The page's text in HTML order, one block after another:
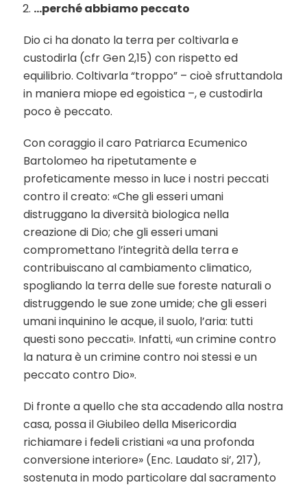
…perché abbiamo peccato
Dio ci ha donato la terra per coltivarla e
custodirla (cfr Gen 2,15) con rispetto ed
equilibrio. Coltivarla “troppo” – cioè sfruttandola
in maniera miope ed egoistica –, e custodirla
poco è peccato.
Con coraggio il caro Patriarca Ecumenico
Bartolomeo ha ripetutamente e
profeticamente messo in luce i nostri peccati
contro il creato: «Che gli esseri umani
distruggano la diversità biologica nella
creazione di Dio; che gli esseri umani
compromettano l’integrità della terra e
contribuiscano al cambiamento climatico,
spogliando la terra delle sue foreste naturali o
distruggendo le sue zone umide; che gli esseri
umani inquinino le acque, il suolo, l’aria: tutti
questi sono peccati». Infatti, «un crimine contro
la natura è un crimine contro noi stessi e un
peccato contro Dio».
Di fronte a quello che sta accadendo alla nostra
casa, possa il Giubileo della Misericordia
richiamare i fedeli cristiani «a una profonda
conversione interiore» (Enc. Laudato si’, 217),
sostenuta in modo particolare dal sacramento